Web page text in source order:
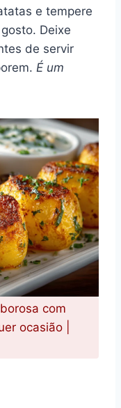
e tempere
Deixe
de servir
É um
com
ocasião |